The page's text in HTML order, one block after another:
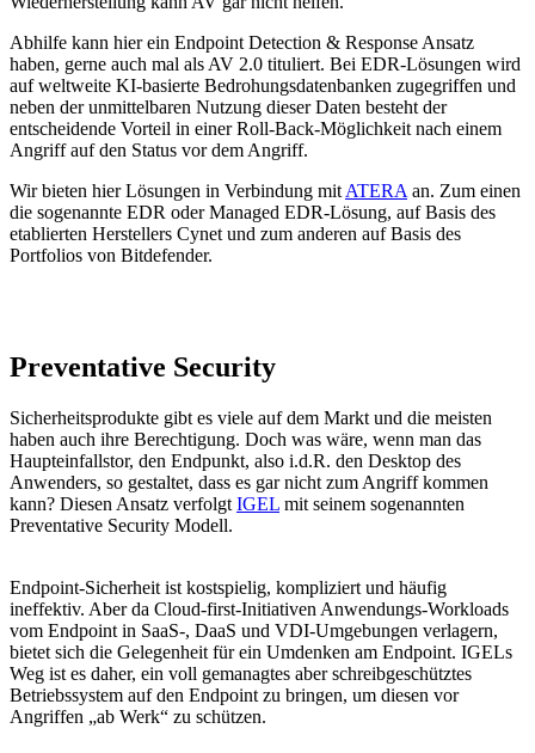
Abhilfe kann hier ein Endpoint Detection & Response Ansatz
haben, gerne auch mal als AV 2.0 tituliert. Bei EDR-Lösungen wird
auf weltweite KI-basierte Bedrohungsdatenbanken zugegriffen und
neben der unmittelbaren Nutzung dieser Daten besteht der
entscheidende Vorteil in einer Roll-Back-Möglichkeit nach einem
Angriff auf den Status vor dem Angriff.
Wir bieten hier Lösungen in Verbindung mit ATERA an. Zum einen
die sogenannte EDR oder Managed EDR-Lösung, auf Basis des
etablierten Herstellers Cynet und zum anderen auf Basis des
Portfolios von Bitdefender.
Preventative Security
Sicherheitsprodukte gibt es viele auf dem Markt und die meisten
haben auch ihre Berechtigung. Doch was wäre, wenn man das
Haupteinfallstor, den Endpunkt, also i.d.R. den Desktop des
Anwenders, so gestaltet, dass es gar nicht zum Angriff kommen
kann? Diesen Ansatz verfolgt IGEL mit seinem sogenannten
Preventative Security Modell.
Endpoint-Sicherheit ist kostspielig, kompliziert und häufig
ineffektiv. Aber da Cloud-first-Initiativen Anwendungs-Workloads
vom Endpoint in SaaS-, DaaS und VDI-Umgebungen verlagern,
bietet sich die Gelegenheit für ein Umdenken am Endpoint. IGELs
Weg ist es daher, ein voll gemanagtes aber schreibgeschütztes
Betriebssystem auf den Endpoint zu bringen, um diesen vor
Angriffen „ab Werk“ zu schützen.